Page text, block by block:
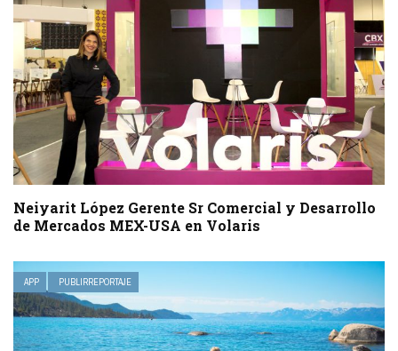
Neiyarit López Gerente Sr Comercial y Desarrollo
de Mercados MEX-USA en Volaris
APP PUBLIRREPORTAJE